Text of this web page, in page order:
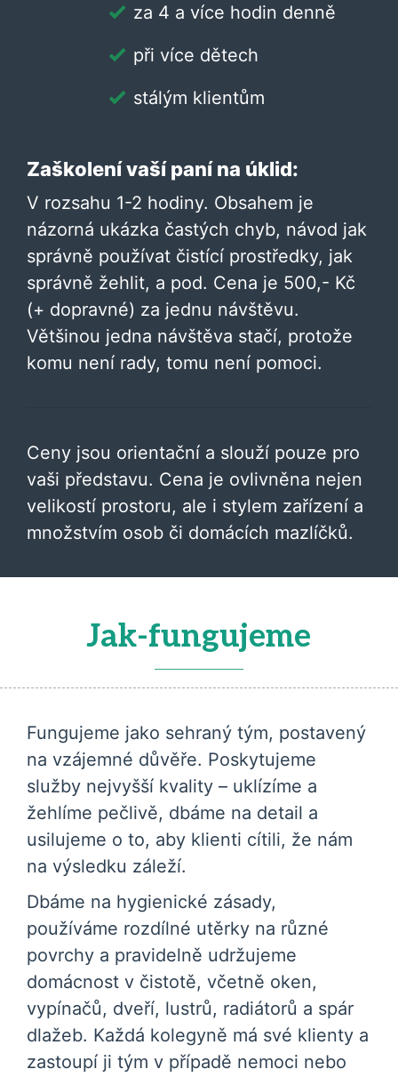
za 4 a více hodin denně
při více dětech
stálým klientům
Zaškolení vaší paní na úklid:
V rozsahu 1-2 hodiny. Obsahem je
názorná ukázka častých chyb, návod jak
správně používat čistící prostředky, jak
správně žehlit, a pod. Cena je 500,- Kč
(+ dopravné) za jednu návštěvu.
Většinou jedna návštěva stačí, protože
komu není rady, tomu není pomoci.
Ceny jsou orientační a slouží pouze pro
vaši představu. Cena je ovlivněna nejen
velikostí prostoru, ale i stylem zařízení a
množstvím osob či domácích mazlíčků.
Jak-fungujeme
Fungujeme jako sehraný tým, postavený
na vzájemné důvěře. Poskytujeme
služby nejvyšší kvality – uklízíme a
žehlíme pečlivě, dbáme na detail a
usilujeme o to, aby klienti cítili, že nám
na výsledku záleží.
Dbáme na hygienické zásady,
používáme rozdílné utěrky na různé
povrchy a pravidelně udržujeme
domácnost v čistotě, včetně oken,
vypínačů, dveří, lustrů, radiátorů a spár
dlažeb. Každá kolegyně má své klienty a
zastoupí ji tým v případě nemoci nebo